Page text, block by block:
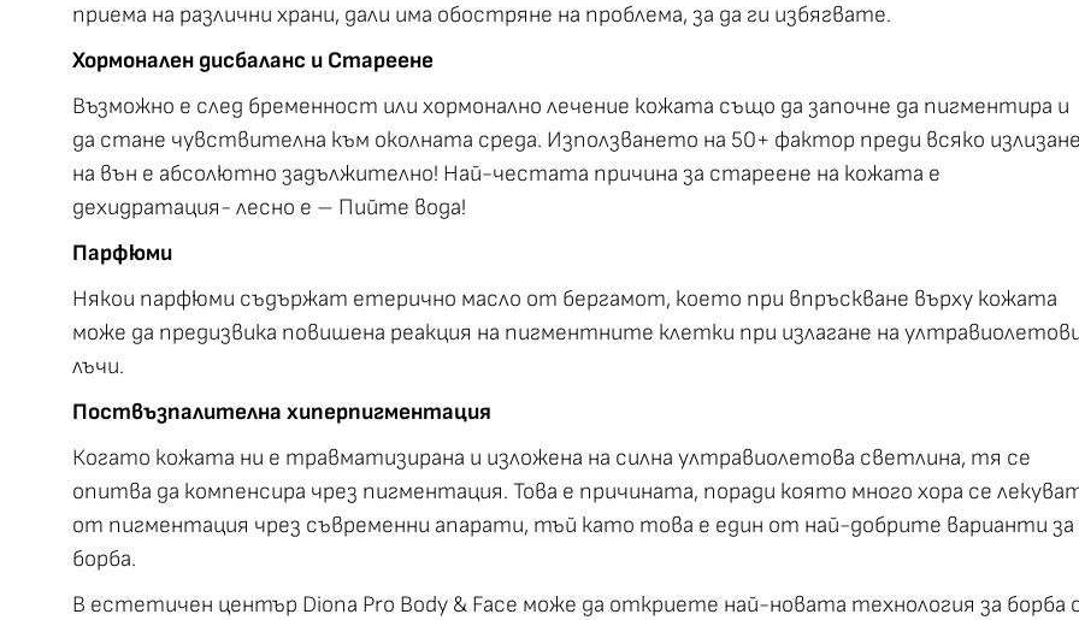
приема на различни храни, дали има обостряне на проблема, за да ги избягвате.
Хормонален дисбаланс и Стареене
Възможно е след бременност или хормонално лечение кожата също да започне да пигментира и
да стане чувствителна към околната среда. Използването на 50+ фактор преди всяко
на вън е абсолютно задължително! Най-честата причина за стареене на кожата е
дехидратация- лесно е – Пийте вода!
Парфюми
Някои парфюми съдържат етерично масло от бергамот, което при впръскване върху кожата
може да предизвика повишена реакция на пигментните клетки при излагане на
лъчи.
Поствъзпалителна хиперпигментация
Когато кожата ни е травматизирана и изложена на силна ултравиолетова светлина, тя се
опитва да компенсира чрез пигментация. Това е причината, поради която много хора се
от пигментация чрез съвременни апарати, тъй като това е един от най-добрите варианти за
борба.
В естетичен център Diona Pro Body & Face може да откриете най-новата технология за борба